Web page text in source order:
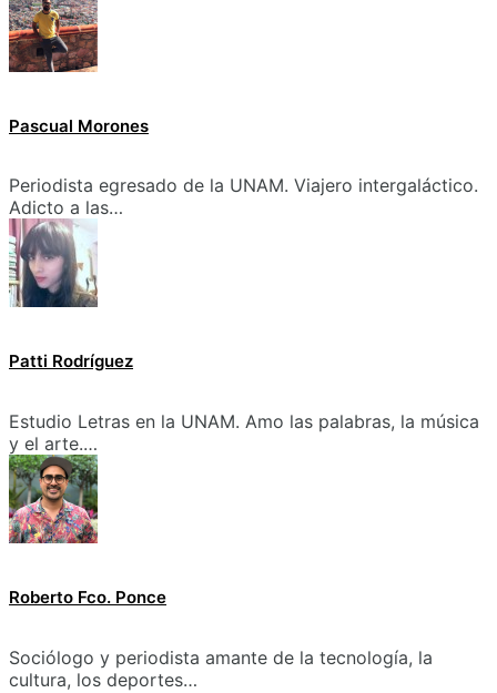
Pascual Morones
Periodista egresado de la UNAM. Viajero intergaláctico.
Adicto a las…
Patti Rodríguez
Estudio Letras en la UNAM. Amo las palabras, la música
y el arte.…
Roberto Fco. Ponce
Sociólogo y periodista amante de la tecnología, la
cultura, los deportes…